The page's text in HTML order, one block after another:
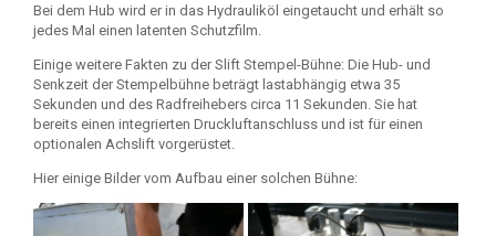
Bei dem Hub wird er in das Hydrauliköl eingetaucht und erhält so
jedes Mal einen latenten Schutzfilm.
Einige weitere Fakten zu der Slift Stempel-Bühne: Die Hub- und
Senkzeit der Stempelbühne beträgt lastabhängig etwa 35
Sekunden und des Radfreihebers circa 11 Sekunden. Sie hat
bereits einen integrierten Druckluftanschluss und ist für einen
optionalen Achslift vorgerüstet.
Hier einige Bilder vom Aufbau einer solchen Bühne: